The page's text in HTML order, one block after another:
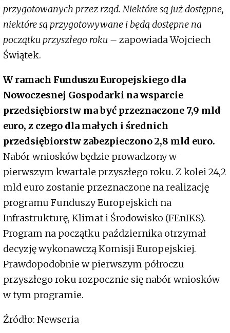
przygotowanych przez rząd. Niektóre są już dostępne,
niektóre są przygotowywane i będą dostępne na
początku przyszłego roku – zapowiada Wojciech
Świątek.
W ramach Funduszu Europejskiego dla
Nowoczesnej Gospodarki na wsparcie
przedsiębiorstw ma być przeznaczone 7,9 mld
euro, z czego dla małych i średnich
przedsiębiorstw zabezpieczono 2,8 mld euro.
Nabór wniosków będzie prowadzony w
pierwszym kwartale przyszłego roku. Z kolei 24,2
mld euro zostanie przeznaczone na realizację
programu Funduszy Europejskich na
Infrastrukturę, Klimat i Środowisko (FEnIKS).
Program na początku października otrzymał
decyzję wykonawczą Komisji Europejskiej.
Prawdopodobnie w pierwszym półroczu
przyszłego roku rozpocznie się nabór wniosków
w tym programie.
Źródło: Newseria